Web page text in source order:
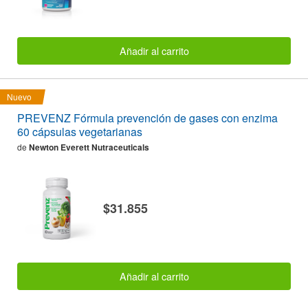
Añadir al carrito
Nuevo
PREVENZ Fórmula prevención de gases con enzima
60 cápsulas vegetarianas
de Newton Everett Nutraceuticals
$31.855
Añadir al carrito